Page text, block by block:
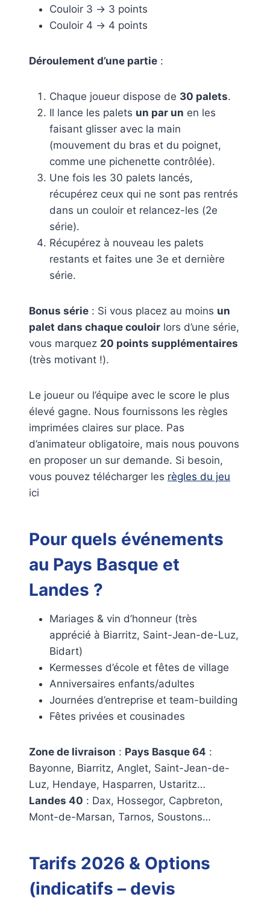
Couloir 3 → 3 points
Couloir 4 → 4 points
Déroulement d’une partie :
Chaque joueur dispose de 30 palets.
Il lance les palets un par un en les
faisant glisser avec la main
(mouvement du bras et du poignet,
comme une pichenette contrôlée).
Une fois les 30 palets lancés,
récupérez ceux qui ne sont pas rentrés
dans un couloir et relancez-les (2e
série).
Récupérez à nouveau les palets
restants et faites une 3e et dernière
série.
Bonus série : Si vous placez au moins un
palet dans chaque couloir lors d’une série,
vous marquez 20 points supplémentaires
(très motivant !).
Le joueur ou l’équipe avec le score le plus
élevé gagne. Nous fournissons les règles
imprimées claires sur place. Pas
d’animateur obligatoire, mais nous pouvons
en proposer un sur demande. Si besoin,
vous pouvez télécharger les règles du jeu
ici
Pour quels événements
au Pays Basque et
Landes ?
Mariages & vin d’honneur (très
apprécié à Biarritz, Saint-Jean-de-Luz,
Bidart)
Kermesses d’école et fêtes de village
Anniversaires enfants/adultes
Journées d’entreprise et team-building
Fêtes privées et cousinades
Zone de livraison : Pays Basque 64 :
Bayonne, Biarritz, Anglet, Saint-Jean-de-
Luz, Hendaye, Hasparren, Ustaritz…
Landes 40 : Dax, Hossegor, Capbreton,
Mont-de-Marsan, Tarnos, Soustons…
Tarifs 2026 & Options
(indicatifs – devis